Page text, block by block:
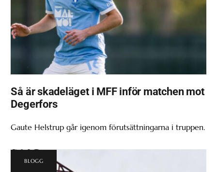
Så är skadeläget i MFF inför matchen mot
Degerfors
Gaute Helstrup går igenom förutsättningarna i truppen.
BLOGG